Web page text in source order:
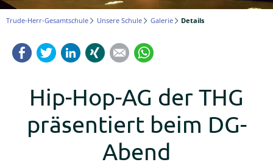
Logineo
Schulmanager
Online
Trude-Herr-Gesamtschule Unsere Schule Galerie Details
FacebookTwitterLinkedInXing Mail
Hip-Hop-AG der THG
präsentiert beim DG-
Abend